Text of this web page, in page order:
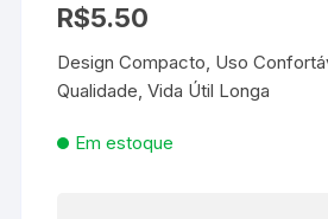
R$5.50
Design Compacto, Uso
Qualidade, Vida Útil Longa
Em estoque